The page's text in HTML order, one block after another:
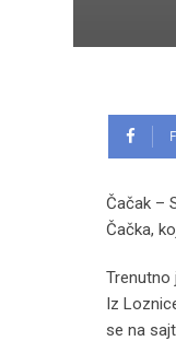
Čačak –
Čačka,
Trenutno
Iz
se na